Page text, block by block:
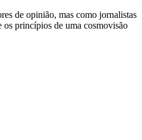
de opinião, mas como jornalistas
os princípios de uma cosmovisão